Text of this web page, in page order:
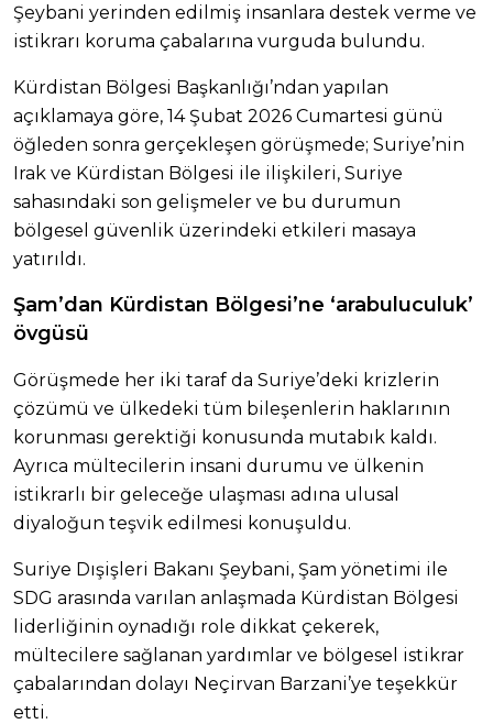
Şeybani yerinden edilmiş insanlara destek verme ve
istikrarı koruma çabalarına vurguda bulundu.
Kürdistan Bölgesi Başkanlığı’ndan yapılan
açıklamaya göre, 14 Şubat 2026 Cumartesi günü
öğleden sonra gerçekleşen görüşmede; Suriye’nin
Irak ve Kürdistan Bölgesi ile ilişkileri, Suriye
sahasındaki son gelişmeler ve bu durumun
bölgesel güvenlik üzerindeki etkileri masaya
yatırıldı.
Şam’dan Kürdistan Bölgesi’ne ‘arabuluculuk’
övgüsü
Görüşmede her iki taraf da Suriye’deki krizlerin
çözümü ve ülkedeki tüm bileşenlerin haklarının
korunması gerektiği konusunda mutabık kaldı.
Ayrıca mültecilerin insani durumu ve ülkenin
istikrarlı bir geleceğe ulaşması adına ulusal
diyaloğun teşvik edilmesi konuşuldu.
Suriye Dışişleri Bakanı Şeybani, Şam yönetimi ile
SDG arasında varılan anlaşmada Kürdistan Bölgesi
liderliğinin oynadığı role dikkat çekerek,
mültecilere sağlanan yardımlar ve bölgesel istikrar
çabalarından dolayı Neçirvan Barzani’ye teşekkür
etti.